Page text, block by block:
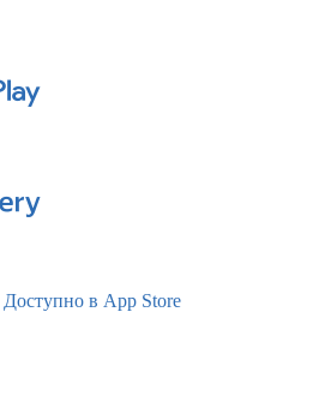
Доступно в App Store